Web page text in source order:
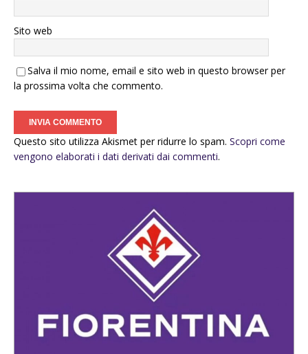
Sito web
Salva il mio nome, email e sito web in questo browser per
la prossima volta che commento.
Questo sito utilizza Akismet per ridurre lo spam. Scopri come
vengono elaborati i dati derivati dai commenti.